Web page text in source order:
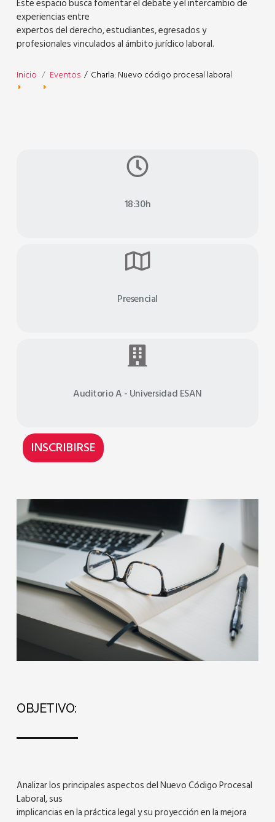
Este espacio busca fomentar el debate y el intercambio de
experiencias entre
expertos del derecho, estudiantes, egresados y
profesionales vinculados al ámbito jurídico laboral.
Inicio Eventos / Charla: Nuevo código procesal laboral
far
18:30h
Presencial
Virtual
Auditorio A - Universidad ESAN
INSCRIBIRSE
OBJETIVO:
Analizar los principales aspectos del Nuevo Código Procesal
Laboral, sus
implicancias en la práctica legal y su proyección en la mejora